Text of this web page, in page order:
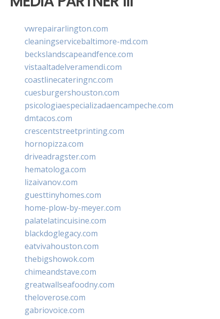
vwrepairarlington.com
cleaningservicebaltimore-md.com
beckslandscapeandfence.com
vistaaltadelveramendi.com
coastlinecateringnc.com
cuesburgershouston.com
psicologiaespecializadaencampeche.com
dmtacos.com
crescentstreetprinting.com
hornopizza.com
driveadragster.com
hematologa.com
lizaivanov.com
guesttinyhomes.com
home-plow-by-meyer.com
palatelatincuisine.com
blackdoglegacy.com
eatvivahouston.com
thebigshowok.com
chimeandstave.com
greatwallseafoodny.com
theloverose.com
gabriovoice.com